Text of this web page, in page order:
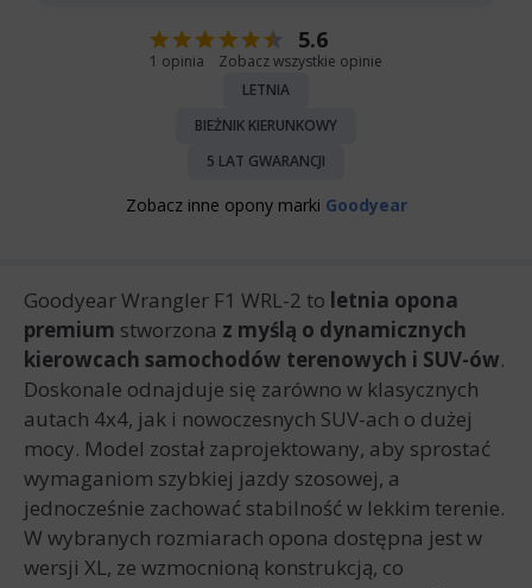
5.6
1 opinia
Zobacz wszystkie opinie
LETNIA
BIEŻNIK KIERUNKOWY
5 LAT GWARANCJI
Zobacz inne opony marki Goodyear
Goodyear Wrangler F1 WRL-2 to letnia opona
premium stworzona z myślą o dynamicznych
kierowcach samochodów terenowych i SUV-ów.
Doskonale odnajduje się zarówno w klasycznych
autach 4x4, jak i nowoczesnych SUV-ach o dużej
mocy. Model został zaprojektowany, aby sprostać
wymaganiom szybkiej jazdy szosowej, a
jednocześnie zachować stabilność w lekkim terenie.
W wybranych rozmiarach opona dostępna jest w
wersji XL, ze wzmocnioną konstrukcją, co